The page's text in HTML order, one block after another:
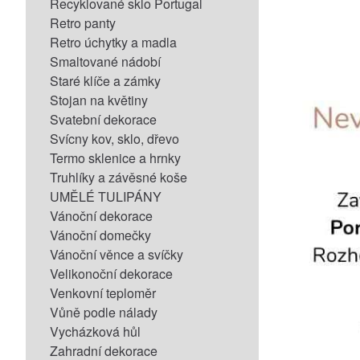
Retro panty
Retro úchytky a madla
Smaltované nádobí
Staré klíče a zámky
Stojan na květiny
Svatební dekorace
Svícny kov, sklo, dřevo
Termo sklenice a hrnky
Truhlíky a závěsné koše
UMĚLÉ TULIPÁNY
Vánoční dekorace
Vánoční domečky
Vánoční věnce a svíčky
Velikonoční dekorace
Venkovní teploměr
Vůně podle nálady
Vycházková hůl
Zahradní dekorace